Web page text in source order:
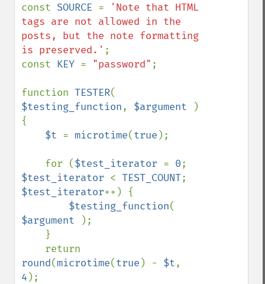
const SOURCE =
'Note that HTML
tags are not allowed in the
posts, but the note formatting
is preserved.' ;
const KEY = "password" ;
function TESTER
$testing_function, $argument
)
{
$t = microtime(true );
    for (
$test_iterator = 0
$test_iterator < TEST_COUNT
$test_iterator++) {
$testing_function
$argument
);
round(microtime(true ) - $t
4 );